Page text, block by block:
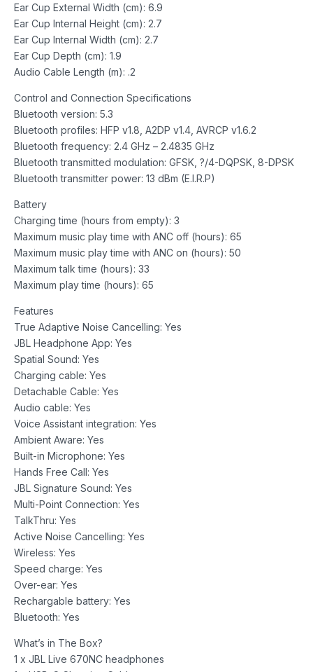
Ear Cup External Width (cm): 6.9
Ear Cup Internal Height (cm): 2.7
Ear Cup Internal Width (cm): 2.7
Ear Cup Depth (cm): 1.9
Audio Cable Length (m): .2
Control and Connection Specifications
Bluetooth version: 5.3
Bluetooth profiles: HFP v1.8, A2DP v1.4, AVRCP v1.6.2
Bluetooth frequency: 2.4 GHz – 2.4835 GHz
Bluetooth transmitted modulation: GFSK, ?/4-DQPSK, 8-DPSK
Bluetooth transmitter power: 13 dBm (E.I.R.P)
Battery
Charging time (hours from empty): 3
Maximum music play time with ANC off (hours): 65
Maximum music play time with ANC on (hours): 50
Maximum talk time (hours): 33
Maximum play time (hours): 65
Features
True Adaptive Noise Cancelling: Yes
JBL Headphone App: Yes
Spatial Sound: Yes
Charging cable: Yes
Detachable Cable: Yes
Audio cable: Yes
Voice Assistant integration: Yes
Ambient Aware: Yes
Built-in Microphone: Yes
Hands Free Call: Yes
JBL Signature Sound: Yes
Multi-Point Connection: Yes
TalkThru: Yes
Active Noise Cancelling: Yes
Wireless: Yes
Speed charge: Yes
Over-ear: Yes
Rechargable battery: Yes
Bluetooth: Yes
What’s in The Box?
1 x JBL Live 670NC headphones